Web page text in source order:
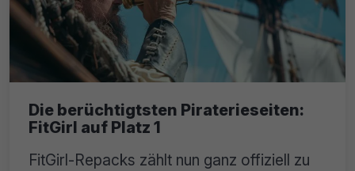
Die berüchtigtsten Piraterieseiten:
FitGirl auf Platz 1
FitGirl-Repacks zählt nun ganz offiziell zu